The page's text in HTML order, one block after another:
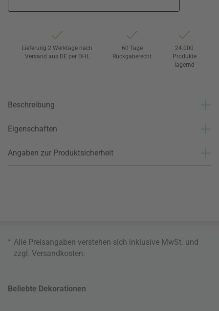
Lieferung 2 Werktage nach
Versand aus DE per DHL
60 Tage
Rückgaberecht
24.000
Produkte
lagernd
Beschreibung
Eigenschaften
Angaben zur Produktsicherheit
* Alle Preisangaben verstehen sich inklusive MwSt. und
zzgl. Versandkosten
Beliebte Dekorationen